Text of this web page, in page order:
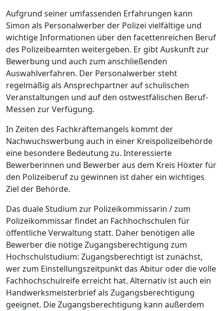
Aufgrund seiner umfassenden Erfahrungen kann
Simon als Personalwerber der Polizei vielfältige und
wichtige Informationen über den facettenreichen Beruf
des Polizeibeamten weitergeben. Er gibt Auskunft zur
Bewerbung und auch zum anschließenden
Auswahlverfahren. Der Personalwerber steht
regelmäßig als Ansprechpartner auf schulischen
Veranstaltungen und auf den ostwestfälischen Beruf-
Messen zur Verfügung.
In Zeiten des Fachkräftemangels kommt der
Nachwuchswerbung auch in einer Kreispolizeibehörde
eine besondere Bedeutung zu. Interessierte
Bewerberinnen und Bewerber aus dem Kreis Höxter für
den Polizeiberuf zu gewinnen ist daher ein wichtiges
Ziel der Behörde.
Das duale Studium zur Polizeikommissarin / zum
Polizeikommissar findet an Fachhochschulen für
öffentliche Verwaltung statt. Daher benötigen alle
Bewerber die nötige Zugangsberechtigung zum
Hochschulstudium: Zugangsberechtigt ist zunächst,
wer zum Einstellungszeitpunkt das Abitur oder die volle
Fachhochschulreife erreicht hat. Alternativ ist auch ein
Handwerksmeisterbrief als Zugangsberechtigung
geeignet. Die Zugangsberechtigung kann außerdem